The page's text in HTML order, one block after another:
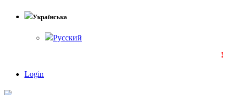
Українська
Русский
Login